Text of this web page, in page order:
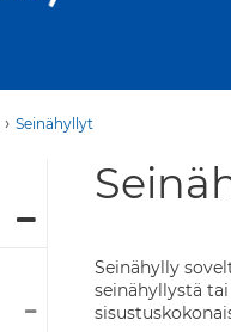
› Seinähyllyt
Seinähylly
seinähyllystä